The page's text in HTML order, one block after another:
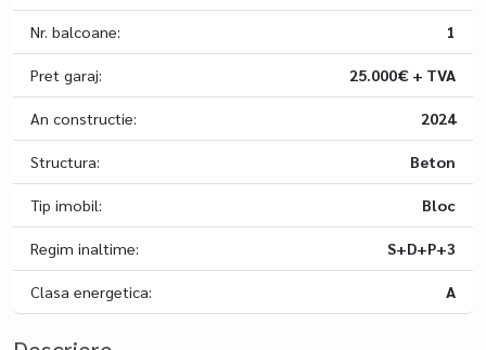
Nr. balcoane: 1
Pret garaj: 25.000€ + TVA
An constructie: 2024
Structura: Beton
Tip imobil: Bloc
Regim inaltime: S+D+P+3
Clasa energetica: A